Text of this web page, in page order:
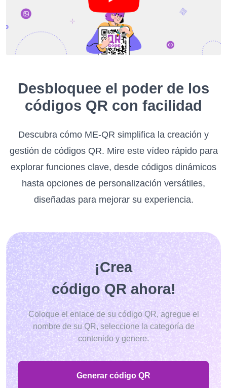
Desbloquee el poder de los
códigos QR con facilidad
Descubra cómo ME-QR simplifica la creación y
gestión de códigos QR. Mire este vídeo rápido para
explorar funciones clave, desde códigos dinámicos
hasta opciones de personalización versátiles,
diseñadas para mejorar su experiencia.
¡Crea
código QR ahora!
Coloque el enlace de su código QR, agregue el
nombre de su QR, seleccione la categoría de
contenido y genere.
Generar código QR